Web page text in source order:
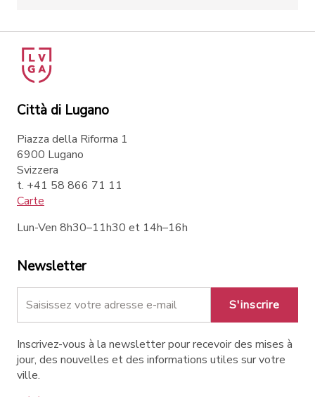
Città di Lugano
Piazza della Riforma 1
6900 Lugano
Svizzera
t. +41 58 866 71 11
Carte
Lun-Ven 8h30–11h30 et 14h–16h
Newsletter
S'inscrire
Inscrivez-vous à la newsletter pour recevoir des mises à
jour, des nouvelles et des informations utiles sur votre
ville.